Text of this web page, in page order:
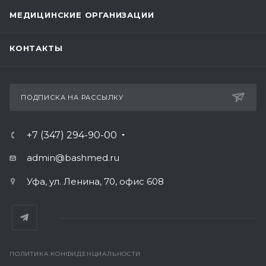
МЕДИЦИНСКИЕ ОРГАНИЗАЦИИ
КОНТАКТЫ
ПОДПИСКА НА РАССЫЛКУ
+7 (347) 294-90-00
admin@bashmed.ru
Уфа, ул. Ленина, 70, офис 608
ПОЛИТИКА КОНФИДЕНЦИАЛЬНОСТИ